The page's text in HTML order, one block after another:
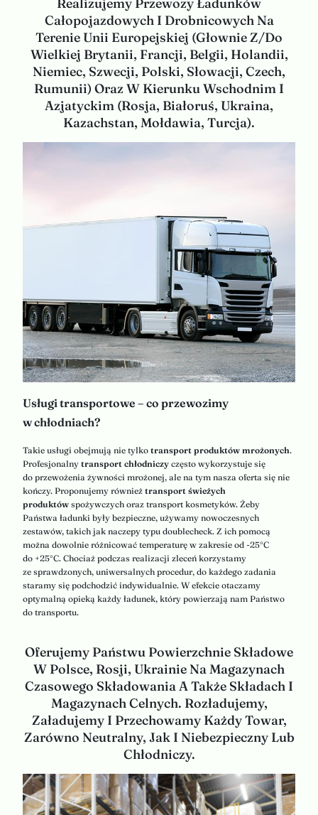
Całopojazdowych I Drobnicowych Na
Terenie Unii Europejskiej (głownie Z/do
Wielkiej Brytanii, Francji, Belgii, Holandii,
Niemiec, Szwecji, Polski, Słowacji, Czech,
Rumunii) Oraz W Kierunku Wschodnim I
Azjatyckim (Rosja, Białoruś, Ukraina,
Kazachstan, Mołdawia, Turcja).
Usługi transportowe – co przewozimy
w chłodniach?
Takie usługi obejmują nie tylko transport produktów mrożonych.
Profesjonalny transport chłodniczy często wykorzystuje się
do przewożenia żywności mrożonej, ale na tym nasza oferta się nie
kończy. Proponujemy również transport świeżych
produktów spożywczych oraz transport kosmetyków. Żeby
Państwa ładunki były bezpieczne, używamy nowoczesnych
zestawów, takich jak naczepy typu doublecheck. Z ich pomocą
można dowolnie różnicować temperaturę w zakresie od -25°C
do +25°C. Chociaż podczas realizacji zleceń korzystamy
ze sprawdzonych, uniwersalnych procedur, do każdego zadania
staramy się podchodzić indywidualnie. W efekcie otaczamy
optymalną opieką każdy ładunek, który powierzają nam Państwo
do transportu.
Oferujemy Państwu Powierzchnie Składowe
W Polsce, Rosji, Ukrainie Na Magazynach
Czasowego Składowania A Także Składach I
Magazynach Celnych. Rozładujemy,
Załadujemy I Przechowamy Każdy Towar,
Zarówno Neutralny, Jak I Niebezpieczny Lub
Chłodniczy.